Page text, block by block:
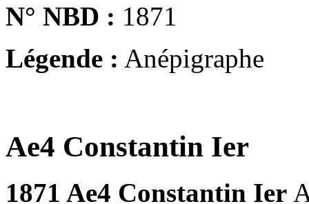
N° NBD : 1871
Légende : Anépigraphe
Ae4 Constantin Ier
1871 Ae4 Constantin Ier